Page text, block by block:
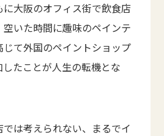
大阪のオフィス街で飲食店
いた時間に趣味のペインテ
て外国のペイントショップ
たことが人生の転機とな
では考えられない、まるでイ